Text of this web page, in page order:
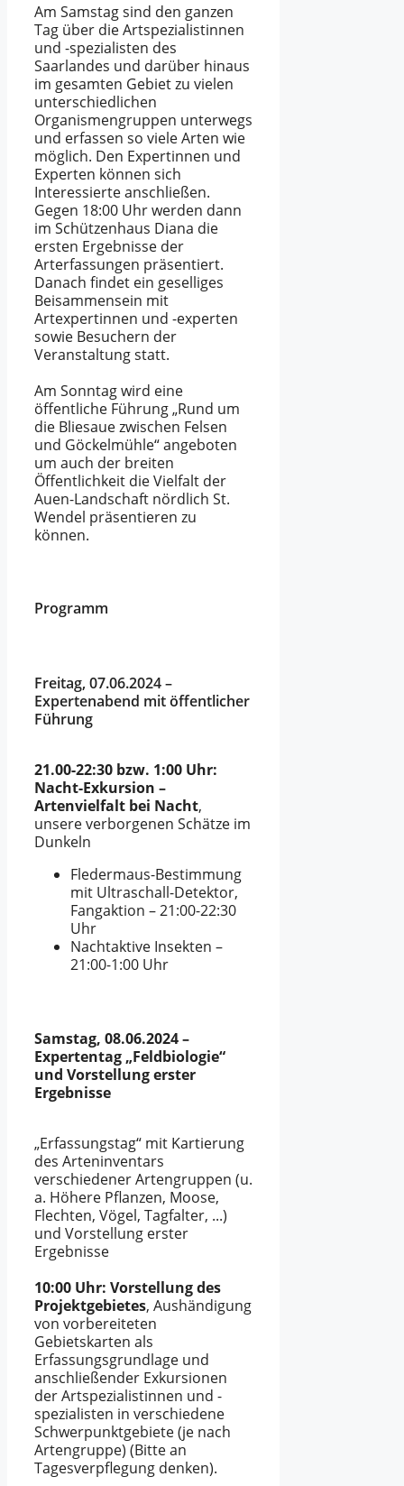
Am Samstag sind den ganzen
Tag über die Artspezialistinnen
und -spezialisten des
Saarlandes und darüber hinaus
im gesamten Gebiet zu vielen
unterschiedlichen
Organismengruppen unterwegs
und erfassen so viele Arten wie
möglich. Den Expertinnen und
Experten können sich
Interessierte anschließen.
Gegen 18:00 Uhr werden dann
im Schützenhaus Diana die
ersten Ergebnisse der
Arterfassungen präsentiert.
Danach findet ein geselliges
Beisammensein mit
Artexpertinnen und -experten
sowie Besuchern der
Veranstaltung statt.
Am Sonntag wird eine
öffentliche Führung „Rund um
die Bliesaue zwischen Felsen
und Göckelmühle“ angeboten
um auch der breiten
Öffentlichkeit die Vielfalt der
Auen-Landschaft nördlich St.
Wendel präsentieren zu
können.
Programm
Freitag, 07.06.2024 –
Expertenabend mit öffentlicher
Führung
21.00-22:30 bzw. 1:00 Uhr:
Nacht-Exkursion –
Artenvielfalt bei Nacht,
unsere verborgenen Schätze im
Dunkeln
Fledermaus-Bestimmung
mit Ultraschall-Detektor,
Fangaktion – 21:00-22:30
Uhr
Nachtaktive Insekten –
21:00-1:00 Uhr
Samstag, 08.06.2024 –
Expertentag „Feldbiologie“
und Vorstellung erster
Ergebnisse
„Erfassungstag“ mit Kartierung
des Arteninventars
verschiedener Artengruppen (u.
a. Höhere Pflanzen, Moose,
Flechten, Vögel, Tagfalter, ...)
und Vorstellung erster
Ergebnisse
10:00 Uhr: Vorstellung des
Projektgebietes, Aushändigung
von vorbereiteten
Gebietskarten als
Erfassungsgrundlage und
anschließender Exkursionen
der Artspezialistinnen und -
spezialisten in verschiedene
Schwerpunktgebiete (je nach
Artengruppe) (Bitte an
Tagesverpflegung denken).